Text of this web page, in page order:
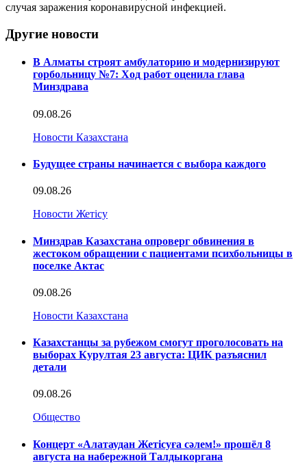
случая заражения коронавирусной инфекцией.
Другие новости
В Алматы строят амбулаторию и модернизируют
горбольницу №7: Ход работ оценила глава
Минздрава
09.08.26
Новости Казахстана
Будущее страны начинается с выбора каждого
09.08.26
Новости Жетісу
Минздрав Казахстана опроверг обвинения в
жестоком обращении с пациентами психбольницы в
поселке Актас
09.08.26
Новости Казахстана
Казахстанцы за рубежом смогут проголосовать на
выборах Курултая 23 августа: ЦИК разъяснил
детали
09.08.26
Общество
Концерт «Алатаудан Жетісуға сәлем!» прошёл 8
августа на набережной Талдыкоргана